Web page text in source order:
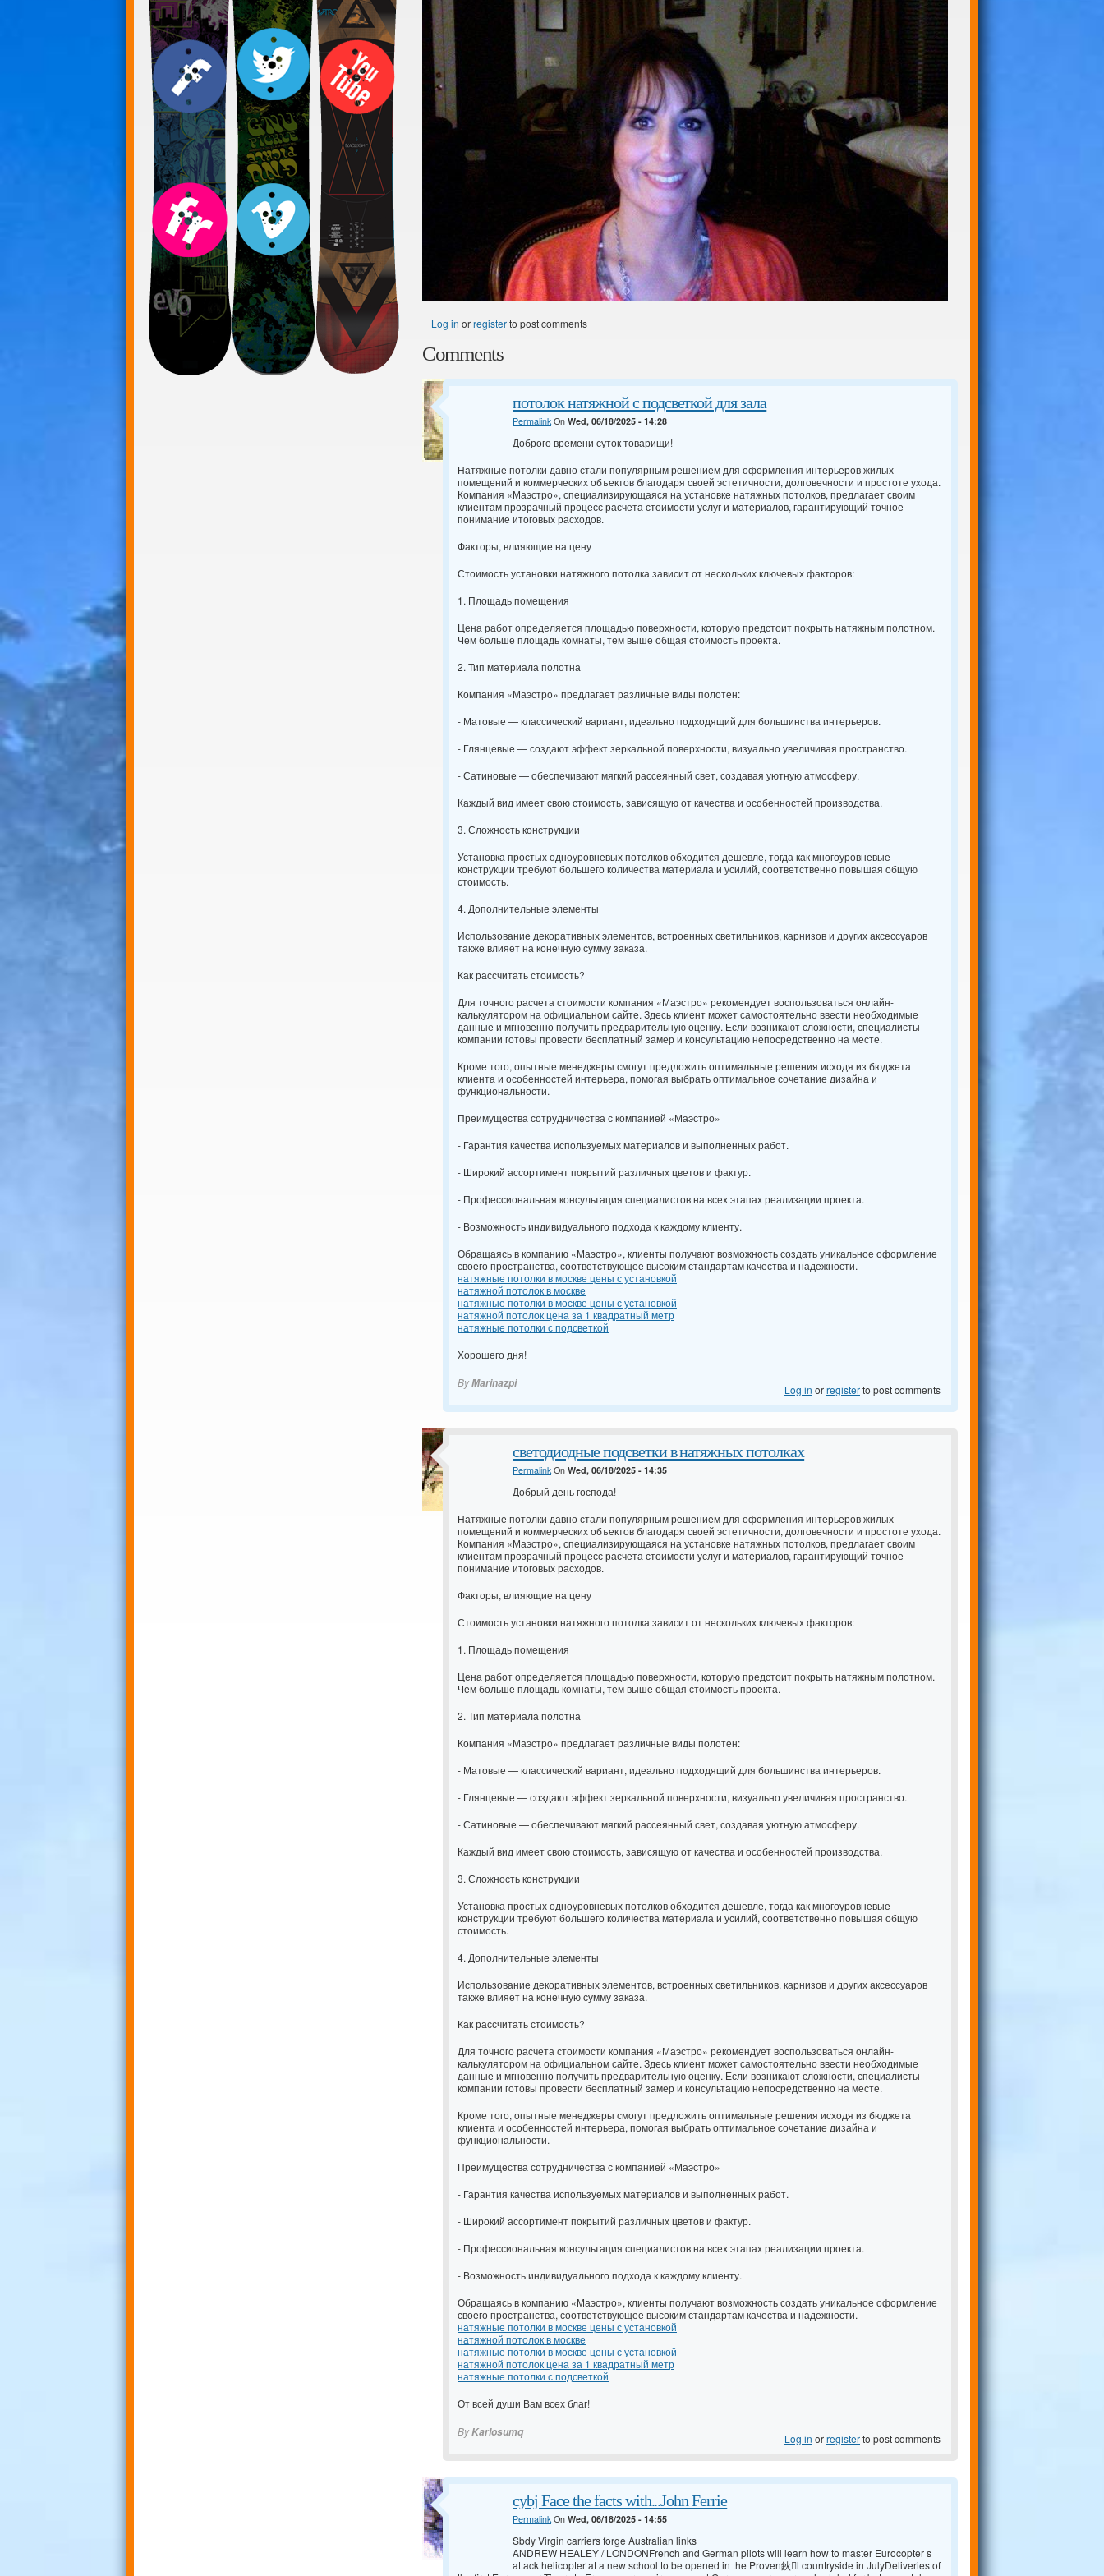
Log in orregisterto post comments
Comments
потолок натяжной с подсветкой для зала
PermalinkOn Wed, 06/18/2025 - 14:28
Доброго времени суток товарищи!
Натяжные потолки давно стали популярным решением для оформления интерьеров жилых
помещений и коммерческих объектов благодаря своей эстетичности, долговечности и простоте ухода.
Компания «Маэстро», специализирующаяся на установке натяжных потолков, предлагает своим
клиентам прозрачный процесс расчета стоимости услуг и материалов, гарантирующий точное
понимание итоговых расходов.
Факторы, влияющие на цену
Стоимость установки натяжного потолка зависит от нескольких ключевых факторов:
1. Площадь помещения
Цена работ определяется площадью поверхности, которую предстоит покрыть натяжным полотном.
Чем больше площадь комнаты, тем выше общая стоимость проекта.
2. Тип материала полотна
Компания «Маэстро» предлагает различные виды полотен:
- Матовые — классический вариант, идеально подходящий для большинства интерьеров.
- Глянцевые — создают эффект зеркальной поверхности, визуально увеличивая пространство.
- Сатиновые — обеспечивают мягкий рассеянный свет, создавая уютную атмосферу.
Каждый вид имеет свою стоимость, зависящую от качества и особенностей производства.
3. Сложность конструкции
Установка простых одноуровневых потолков обходится дешевле, тогда как многоуровневые
конструкции требуют большего количества материала и усилий, соответственно повышая общую
стоимость.
4. Дополнительные элементы
Использование декоративных элементов, встроенных светильников, карнизов и других аксессуаров
также влияет на конечную сумму заказа.
Как рассчитать стоимость?
Для точного расчета стоимости компания «Маэстро» рекомендует воспользоваться онлайн-
калькулятором на официальном сайте. Здесь клиент может самостоятельно ввести необходимые
данные и мгновенно получить предварительную оценку. Если возникают сложности, специалисты
компании готовы провести бесплатный замер и консультацию непосредственно на месте.
Кроме того, опытные менеджеры смогут предложить оптимальные решения исходя из бюджета
клиента и особенностей интерьера, помогая выбрать оптимальное сочетание дизайна и
функциональности.
Преимущества сотрудничества с компанией «Маэстро»
- Гарантия качества используемых материалов и выполненных работ.
- Широкий ассортимент покрытий различных цветов и фактур.
- Профессиональная консультация специалистов на всех этапах реализации проекта.
- Возможность индивидуального подхода к каждому клиенту.
Обращаясь в компанию «Маэстро», клиенты получают возможность создать уникальное оформление
своего пространства, соответствующее высоким стандартам качества и надежности.
натяжные потолки в москве цены с установкой
натяжной потолок в москве
натяжные потолки в москве цены с установкой
натяжной потолок цена за 1 квадратный метр
натяжные потолки с подсветкой
Хорошего дня!
ByMarinazpi Log in orregisterto post comments
светодиодные подсветки в натяжных потолках
PermalinkOn Wed, 06/18/2025 - 14:35
Добрый день господа!
Натяжные потолки давно стали популярным решением для оформления интерьеров жилых
помещений и коммерческих объектов благодаря своей эстетичности, долговечности и простоте ухода.
Компания «Маэстро», специализирующаяся на установке натяжных потолков, предлагает своим
клиентам прозрачный процесс расчета стоимости услуг и материалов, гарантирующий точное
понимание итоговых расходов.
Факторы, влияющие на цену
Стоимость установки натяжного потолка зависит от нескольких ключевых факторов:
1. Площадь помещения
Цена работ определяется площадью поверхности, которую предстоит покрыть натяжным полотном.
Чем больше площадь комнаты, тем выше общая стоимость проекта.
2. Тип материала полотна
Компания «Маэстро» предлагает различные виды полотен:
- Матовые — классический вариант, идеально подходящий для большинства интерьеров.
- Глянцевые — создают эффект зеркальной поверхности, визуально увеличивая пространство.
- Сатиновые — обеспечивают мягкий рассеянный свет, создавая уютную атмосферу.
Каждый вид имеет свою стоимость, зависящую от качества и особенностей производства.
3. Сложность конструкции
Установка простых одноуровневых потолков обходится дешевле, тогда как многоуровневые
конструкции требуют большего количества материала и усилий, соответственно повышая общую
стоимость.
4. Дополнительные элементы
Использование декоративных элементов, встроенных светильников, карнизов и других аксессуаров
также влияет на конечную сумму заказа.
Как рассчитать стоимость?
Для точного расчета стоимости компания «Маэстро» рекомендует воспользоваться онлайн-
калькулятором на официальном сайте. Здесь клиент может самостоятельно ввести необходимые
данные и мгновенно получить предварительную оценку. Если возникают сложности, специалисты
компании готовы провести бесплатный замер и консультацию непосредственно на месте.
Кроме того, опытные менеджеры смогут предложить оптимальные решения исходя из бюджета
клиента и особенностей интерьера, помогая выбрать оптимальное сочетание дизайна и
функциональности.
Преимущества сотрудничества с компанией «Маэстро»
- Гарантия качества используемых материалов и выполненных работ.
- Широкий ассортимент покрытий различных цветов и фактур.
- Профессиональная консультация специалистов на всех этапах реализации проекта.
- Возможность индивидуального подхода к каждому клиенту.
Обращаясь в компанию «Маэстро», клиенты получают возможность создать уникальное оформление
своего пространства, соответствующее высоким стандартам качества и надежности.
натяжные потолки в москве цены с установкой
натяжной потолок в москве
натяжные потолки в москве цены с установкой
натяжной потолок цена за 1 квадратный метр
натяжные потолки с подсветкой
От всей души Вам всех благ!
ByKarlosumq Log in orregisterto post comments
cybj Face the facts with...John Ferrie
PermalinkOn Wed, 06/18/2025 - 14:55
Sbdy Virgin carriers forge Australian links
ANDREW HEALEY / LONDONFrench and German pilots will learn how to master Eurocopter s
attack helicopter at a new school to be opened in the Proven鈥l countryside in JulyDeliveries of